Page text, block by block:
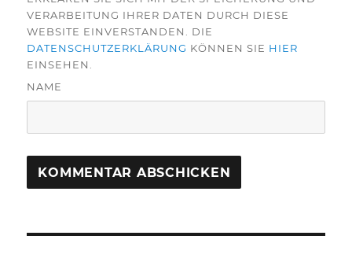
VERARBEITUNG IHRER DATEN DURCH DIESE
WEBSITE EINVERSTANDEN. DIE
DATENSCHUTZERKLÄRUNG KÖNNEN SIE HIER
EINSEHEN.
NAME